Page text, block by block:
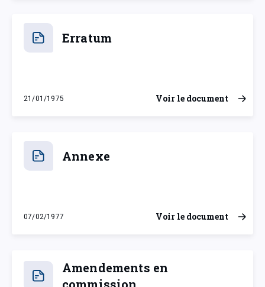
Erratum
21/01/1975
mardi 21 janvier 1975
Voir le document
Annexe
07/02/1977
lundi 7 février 1977
Voir le document
Amendements en